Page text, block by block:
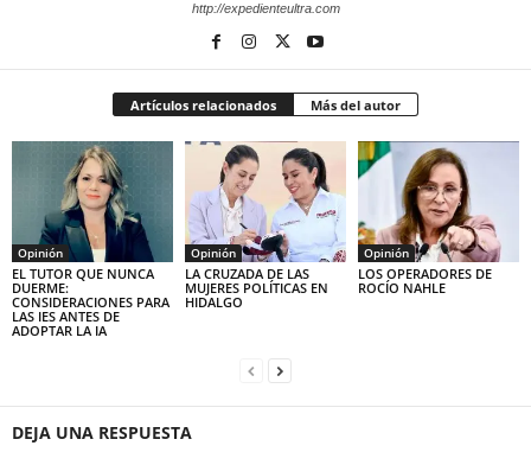
http://expedienteultra.com
Artículos relacionados Más del autor
Opinión
EL TUTOR QUE NUNCA
DUERME:
CONSIDERACIONES PARA
LAS IES ANTES DE
ADOPTAR LA IA
Opinión
LA CRUZADA DE LAS
MUJERES POLÍTICAS EN
HIDALGO
Opinión
LOS OPERADORES DE
ROCÍO NAHLE
DEJA UNA RESPUESTA